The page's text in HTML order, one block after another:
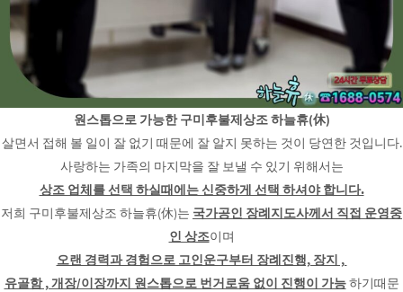
원스톱으로 가능한 구미후불제상조 하늘휴(休)
살면서 접해 볼 일이 잘 없기 때문에 잘 알지 못하는 것이 당연한 것입니다.
사랑하는 가족의 마지막을 잘 보낼 수 있기 위해서는
상조 업체를 선택 하실때에는 신중하게 선택 하셔야 합니다.
저희 구미후불제상조 하늘휴(休)는 국가공인 장례지도사께서 직접 운영중
인 상조이며
오랜 경력과 경험으로 고인운구부터 장례진행, 장지 ,
유골함 , 개장/이장까지 원스톱으로 번거로움 없이 진행이 가능하기때문